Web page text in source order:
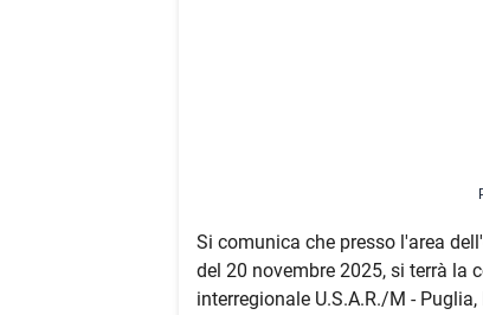
Si comunica che presso l'area
del 20 novembre 2025, si terrà la
interregionale U.S.A.R./M -